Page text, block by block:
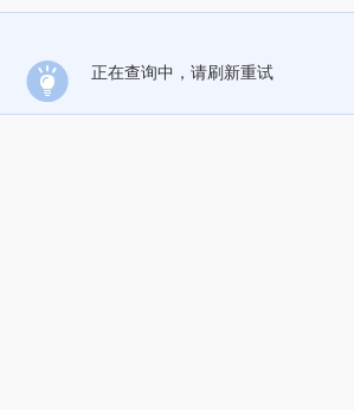
正在查询中，请刷新重试